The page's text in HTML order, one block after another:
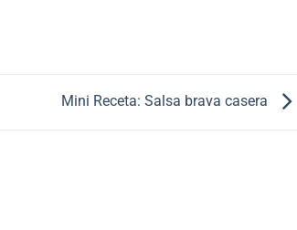
Mini Receta: Salsa brava casera